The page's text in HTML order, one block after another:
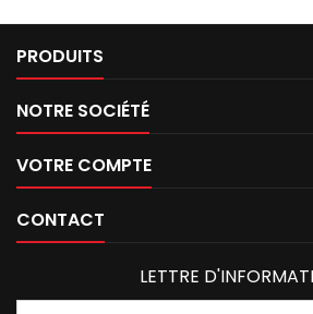
PRODUITS
NOTRE SOCIÉTÉ
VOTRE COMPTE
CONTACT
LETTRE